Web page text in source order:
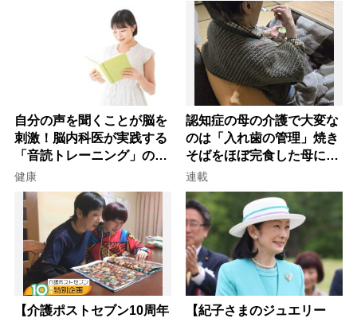
自分の声を聞くことが脳を
刺激！脳内科医が実践する
「音読トレーニング」の極
意
健康
認知症の母の介護で大変な
のは「入れ歯の管理」焼き
そばをほぼ完食した母に息
子が血の気が引いた理由
連載
【介護ポストセブン10周年
【紀子さまのジュエリー